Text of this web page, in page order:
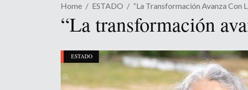
Home ESTADO “La Transformación Avanza Con
“La transformación
ESTADO